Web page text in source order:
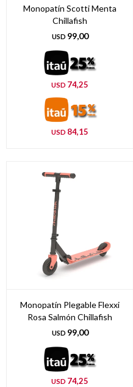
Monopatín Scotti Menta
Chillafish
USD 99,00
USD 74,25
USD 84,15
Monopatín Plegable Flexxi
Rosa Salmón Chillafish
USD 99,00
USD 74,25